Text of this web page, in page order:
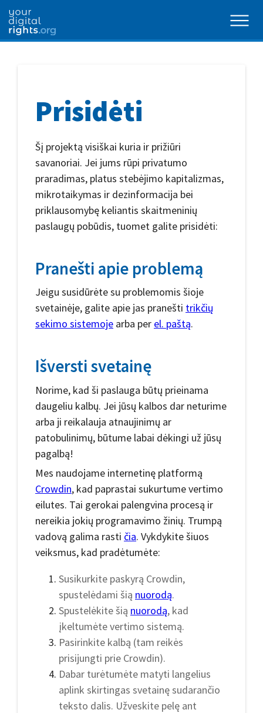
Prisidėti
Šį projektą visiškai kuria ir prižiūri
savanoriai. Jei jums rūpi privatumo
praradimas, platus stebėjimo kapitalizmas,
mikrotaikymas ir dezinformacija bei
priklausomybę keliantis skaitmeninių
paslaugų pobūdis, tuomet galite prisidėti:
Pranešti apie problemą
Jeigu susidūrėte su problemomis šioje
svetainėje, galite apie jas pranešti trikčių
sekimo sistemoje arba per el. paštą.
Išversti svetainę
Norime, kad ši paslauga būtų prieinama
daugeliu kalbų. Jei jūsų kalbos dar neturime
arba ji reikalauja atnaujinimų ar
patobulinimų, būtume labai dėkingi už jūsų
pagalbą!
Mes naudojame internetinę platformą
Crowdin, kad paprastai sukurtume vertimo
eilutes. Tai gerokai palengvina procesą ir
nereikia jokių programavimo žinių. Trumpą
vadovą galima rasti čia. Vykdykite šiuos
veiksmus, kad pradėtumėte:
Susikurkite paskyrą Crowdin,
spustelėdami šią nuorodą.
Spustelėkite šią nuorodą, kad
įkeltumėte vertimo sistemą.
Pasirinkite kalbą (tam reikės
prisijungti prie Crowdin).
Dabar turėtumėte matyti langelius
aplink skirtingas svetainę sudarančio
teksto dalis. Užveskite pelę ant